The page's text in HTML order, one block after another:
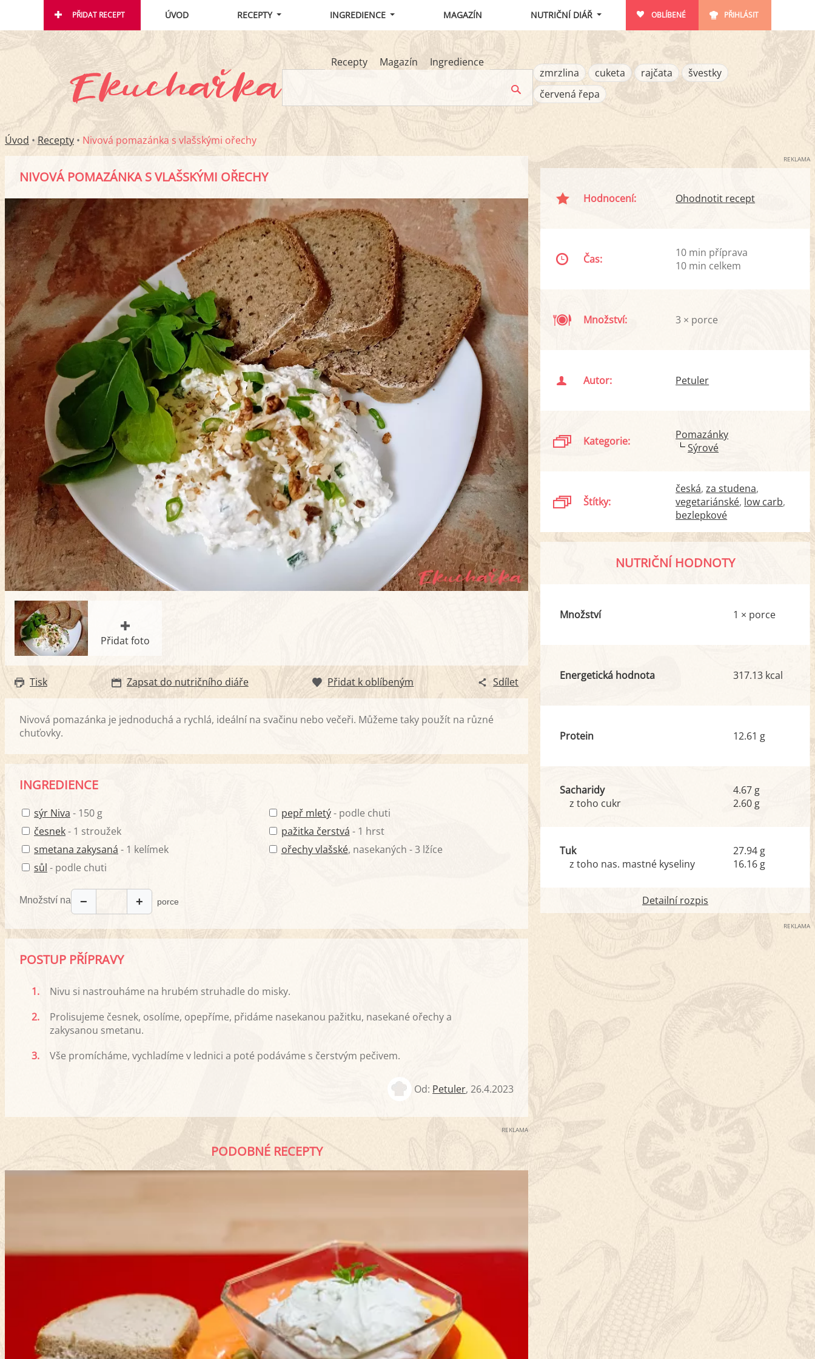
PŘIDAT RECEPT ÚVOD RECEPTY INGREDIENCE MAGAZÍN NUTRIČNÍ DIÁŘ OBLÍBENÉ PŘIHLÁSIT
Recepty Magazín
Ingredience
zmrzlina
cuketa rajčata
švestky
červená řepa
Úvod • Recepty • Nivová pomazánka s vlašskými ořechy
NIVOVÁ POMAZÁNKA S VLAŠSKÝMI OŘECHY
Přidat foto
Tisk Zapsat do nutričního diáře Přidat k oblíbeným Sdílet
Nivová pomazánka je jednoduchá a rychlá, ideální na svačinu nebo večeři. Můžeme taky použít na různé
chuťovky.
INGREDIENCE
sýr Niva - 150 g
česnek- 1 stroužek
smetana zakysaná - 1 kelímek
sůl - podle chuti
pepř mletý- podle chuti
pažitka čerstvá - 1 hrst
ořechy vlašské, nasekaných - 3 lžíce
Množství na − + porce
POSTUP PŘÍPRAVY
1.
Nivu si nastrouháme na hrubém struhadle do misky.
2.
Prolisujeme česnek, osolíme, opepříme, přidáme nasekanou pažitku, nasekané ořechy a
zakysanou smetanu.
3.
Vše promícháme, vychladíme v lednici a poté podáváme s čerstvým pečivem.
Od: Petuler,26.4.2023
REKLAMA
PODOBNÉ RECEPTY
REKLAMA
Hodnocení: Ohodnotit recept
Čas:
10 min příprava
10 min celkem
Množství: 3 × porce
Autor: Petuler
Kategorie:
Pomazánky
Sýrové
Štítky:
česká za studena
vegetariánské low carb
bezlepkové
NUTRIČNÍ HODNOTY
Množství 1 × porce
Energetická hodnota 317.13 kcal
Protein 12.61 g
Sacharidy
z toho cukr
4.67 g
2.60 g
Tuk
z toho nas. mastné kyseliny
27.94 g
16.16 g
Detailní rozpis
REKLAMA